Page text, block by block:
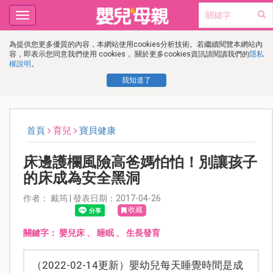
為提供您更多優質的內容，本網站使用cookies分析技術。若繼續閱覽本網站內
容，即表示您同意我們使用 cookies， 關於更多cookies資訊請閱讀我們的隱私
權說明 。
我知道了
Toggle
navigation
首頁 育兒 寶貝健康
床邊護欄風險高爸媽怕怕！別讓孩子
的床成為安全黑洞
作者： 戴筠 | 發表日期：2017-04-26
收藏
關鍵字： 嬰兒床、 睡眠、 生長發育
（2022-02-14更新）嬰幼兒每天睡覺時間是成